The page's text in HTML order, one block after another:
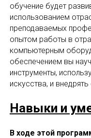
обучение будет
использованием
преподаваемых
опытом работы в
компьютерным
обеспечением вы
инструменты,
искусства, и
Навыки и
В ходе этой